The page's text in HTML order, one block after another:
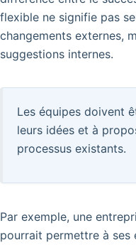
flexible ne signifie pas
changements externes,
suggestions internes.
Les équipes doivent
leurs idées et à
processus existants.
Par exemple, une
pourrait permettre à ses